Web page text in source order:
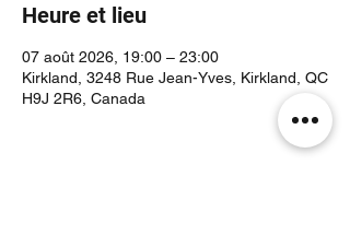
Heure et lieu
07 août 2026, 19:00 – 23:00
Kirkland, 3248 Rue Jean-Yves, Kirkland, QC
H9J 2R6, Canada